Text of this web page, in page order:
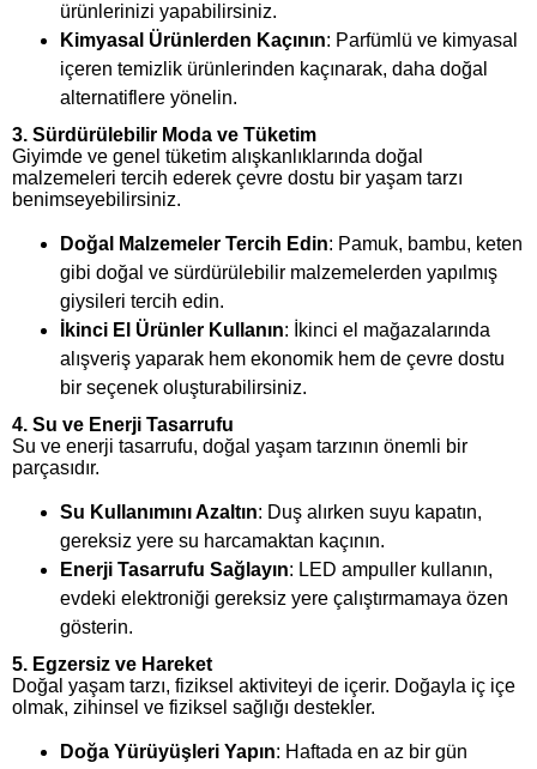
ürünlerinizi yapabilirsiniz.
Kimyasal Ürünlerden Kaçının: Parfümlü ve kimyasal
içeren temizlik ürünlerinden kaçınarak, daha doğal
alternatiflere yönelin.
3. Sürdürülebilir Moda ve Tüketim
Giyimde ve genel tüketim alışkanlıklarında doğal
malzemeleri tercih ederek çevre dostu bir yaşam tarzı
benimseyebilirsiniz.
Doğal Malzemeler Tercih Edin: Pamuk, bambu, keten
gibi doğal ve sürdürülebilir malzemelerden yapılmış
giysileri tercih edin.
İkinci El Ürünler Kullanın: İkinci el mağazalarında
alışveriş yaparak hem ekonomik hem de çevre dostu
bir seçenek oluşturabilirsiniz.
4. Su ve Enerji Tasarrufu
Su ve enerji tasarrufu, doğal yaşam tarzının önemli bir
parçasıdır.
Su Kullanımını Azaltın: Duş alırken suyu kapatın,
gereksiz yere su harcamaktan kaçının.
Enerji Tasarrufu Sağlayın: LED ampuller kullanın,
evdeki elektroniği gereksiz yere çalıştırmamaya özen
gösterin.
5. Egzersiz ve Hareket
Doğal yaşam tarzı, fiziksel aktiviteyi de içerir. Doğayla iç içe
olmak, zihinsel ve fiziksel sağlığı destekler.
Doğa Yürüyüşleri Yapın: Haftada en az bir gün